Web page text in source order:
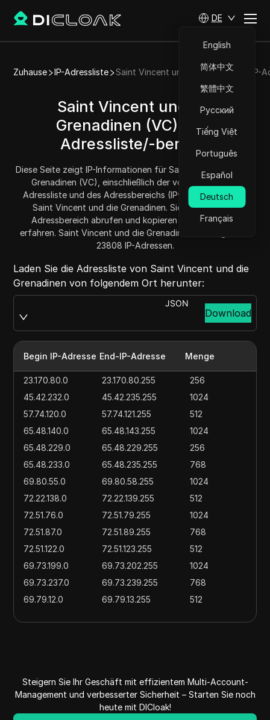
DE
English
简体中文
繁體中文
Русский
Tiếng Việt
Português
Español
Deutsch
Français
Zuhause IP-Adressliste Saint Vincent und die Grenadinen IP-
Saint Vincent und die
Grenadinen (VC) - IP-
Adressliste/-bereich
Diese Seite zeigt IP-Informationen für Saint Vincent und die
Grenadinen (VC), einschließlich der vollständigen IP-
Adressliste und des Adressbereichs (IPv4-Adressen) für
Saint Vincent und die Grenadinen. Sie können jeden
Adressbereich abrufen und kopieren und die Menge
erfahren. Saint Vincent und die Grenadinen hat insgesamt
23808 IP-Adressen.
Laden Sie die Adressliste von Saint Vincent und die
Grenadinen von folgendem Ort herunter:
JSON
Download
Begin IP-Adresse End-IP-Adresse Menge
23.170.80.0 23.170.80.255
256
45.42.232.0
45.42.235.255
1024
57.74.120.0
57.74.121.255
512
65.48.140.0
65.48.143.255
1024
65.48.229.0
65.48.229.255
256
65.48.233.0
65.48.235.255
768
69.80.55.0
69.80.58.255
1024
72.22.138.0
72.22.139.255
512
72.51.76.0
72.51.79.255
1024
72.51.87.0
72.51.89.255
768
72.51.122.0
72.51.123.255
512
69.73.199.0
69.73.202.255
1024
69.73.237.0
69.73.239.255
768
69.79.12.0
69.79.13.255
512
178.255.200.0
178.255.200.255
256
192.58.140.0
192.58.141.255
512
Steigern Sie Ihr Geschäft mit effizientem Multi-Account-
Management und verbesserter Sicherheit – Starten Sie noch
heute mit DICloak!